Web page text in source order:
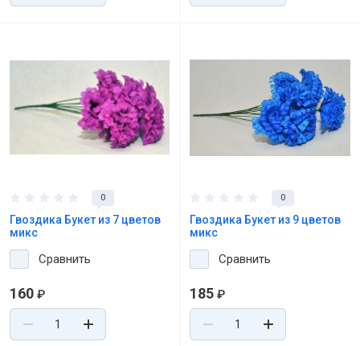
0
Гвоздика Букет из 7 цветов
микс
Сравнить
160 ₽
0
Гвоздика Букет из 9 цветов
микс
Сравнить
185 ₽